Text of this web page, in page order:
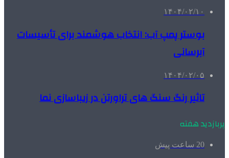
۱۴۰۴/۰۲/۱۰
بوستر پمپ آب: انتخاب هوشمند برای تأسیسات
آبرسانی
۱۴۰۴/۰۲/۰۵
تاثیر رنگ سنگ های تراورتن در زیباسازی نما
پربازدید هفته
20 ساعت پیش